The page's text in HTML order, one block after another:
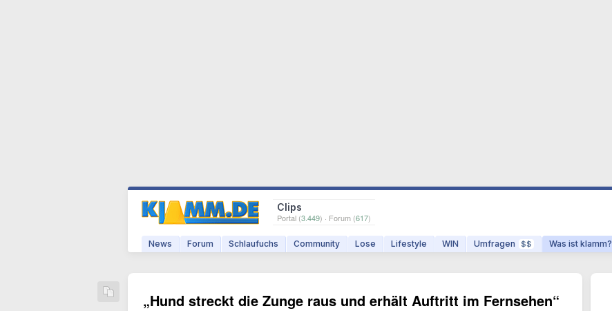
Clips
Portal (3.449) · Forum (617)
News Forum Schlaufuchs Community Lose Lifestyle WIN Umfragen $$ Was ist klamm?
„Hund streckt die Zunge raus und erhält Auftritt im Fernsehen“